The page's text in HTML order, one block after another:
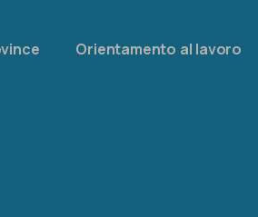
Orientamento al lavoro